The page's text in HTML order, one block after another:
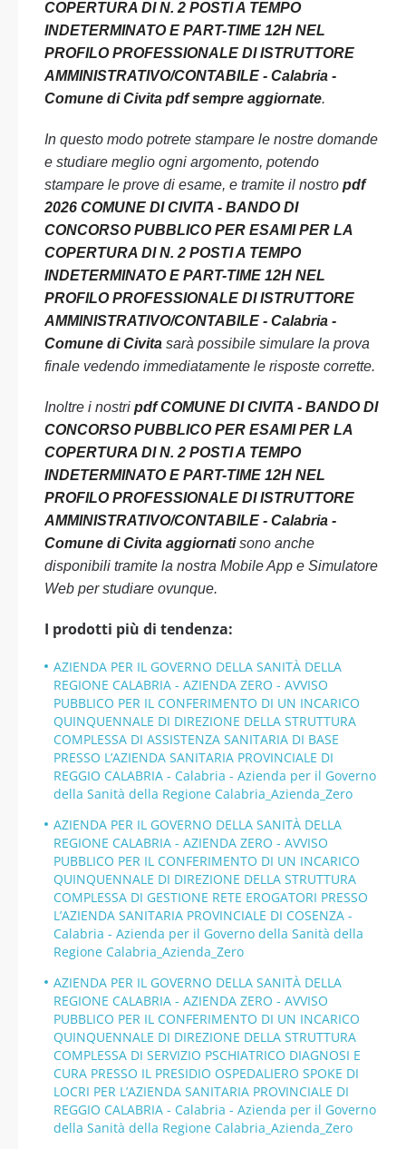
COPERTURA DI N. 2 POSTI A TEMPO
INDETERMINATO E PART-TIME 12H NEL
PROFILO PROFESSIONALE DI ISTRUTTORE
AMMINISTRATIVO/CONTABILE - Calabria -
Comune di Civita pdf sempre aggiornate.
In questo modo potrete stampare le nostre domande
e studiare meglio ogni argomento, potendo
stampare le prove di esame, e tramite il nostro pdf
2026 COMUNE DI CIVITA - BANDO DI
CONCORSO PUBBLICO PER ESAMI PER LA
COPERTURA DI N. 2 POSTI A TEMPO
INDETERMINATO E PART-TIME 12H NEL
PROFILO PROFESSIONALE DI ISTRUTTORE
AMMINISTRATIVO/CONTABILE - Calabria -
Comune di Civita sarà possibile simulare la prova
finale vedendo immediatamente le risposte corrette.
Inoltre i nostri pdf COMUNE DI CIVITA - BANDO DI
CONCORSO PUBBLICO PER ESAMI PER LA
COPERTURA DI N. 2 POSTI A TEMPO
INDETERMINATO E PART-TIME 12H NEL
PROFILO PROFESSIONALE DI ISTRUTTORE
AMMINISTRATIVO/CONTABILE - Calabria -
Comune di Civita aggiornatisono anche
disponibili tramite la nostra Mobile App e Simulatore
Web per studiare ovunque.
I prodotti più di tendenza:
AZIENDA PER IL GOVERNO DELLA SANITÀ DELLA
REGIONE CALABRIA - AZIENDA ZERO - AVVISO
PUBBLICO PER IL CONFERIMENTO DI UN INCARICO
QUINQUENNALE DI DIREZIONE DELLA STRUTTURA
COMPLESSA DI ASSISTENZA SANITARIA DI BASE
PRESSO L’AZIENDA SANITARIA PROVINCIALE DI
REGGIO CALABRIA - Calabria - Azienda per il Governo
della Sanità della Regione Calabria_Azienda_Zero
AZIENDA PER IL GOVERNO DELLA SANITÀ DELLA
REGIONE CALABRIA - AZIENDA ZERO - AVVISO
PUBBLICO PER IL CONFERIMENTO DI UN INCARICO
QUINQUENNALE DI DIREZIONE DELLA STRUTTURA
COMPLESSA DI GESTIONE RETE EROGATORI PRESSO
L’AZIENDA SANITARIA PROVINCIALE DI COSENZA -
Calabria - Azienda per il Governo della Sanità della
Regione Calabria_Azienda_Zero
AZIENDA PER IL GOVERNO DELLA SANITÀ DELLA
REGIONE CALABRIA - AZIENDA ZERO - AVVISO
PUBBLICO PER IL CONFERIMENTO DI UN INCARICO
QUINQUENNALE DI DIREZIONE DELLA STRUTTURA
COMPLESSA DI SERVIZIO PSCHIATRICO DIAGNOSI E
CURA PRESSO IL PRESIDIO OSPEDALIERO SPOKE DI
LOCRI PER L’AZIENDA SANITARIA PROVINCIALE DI
REGGIO CALABRIA - Calabria - Azienda per il Governo
della Sanità della Regione Calabria_Azienda_Zero